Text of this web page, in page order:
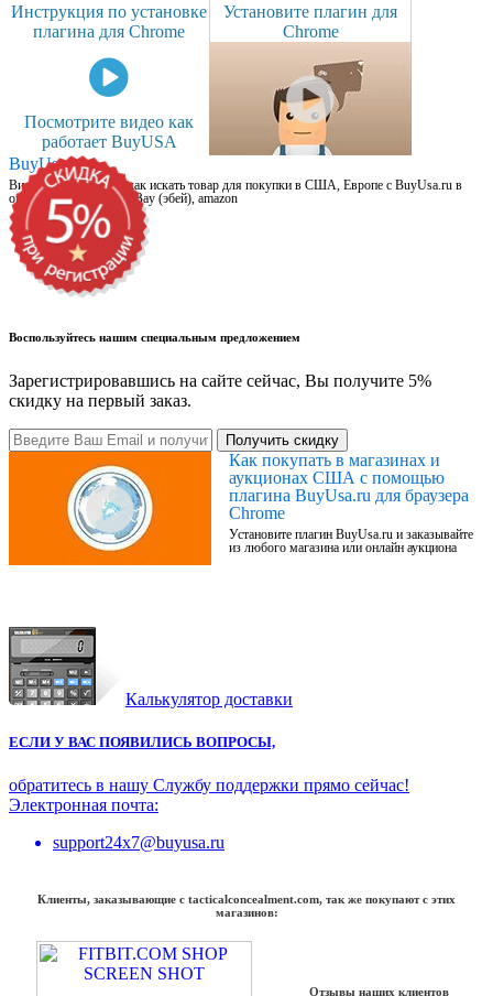
Инструкция по установке
плагина для Chrome
Установите плагин для
Chrome
Посмотрите видео как
работает BuyUSA
BuyUsa.ru
Видео для новичков: как искать товар для покупки в США, Европе с BuyUsa.ru в
онлайн магазинах, на eBay (эбей), amazon
Воспользуйтесь нашим специальным предложением
Зарегистрировавшись на сайте сейчас, Вы получите 5%
скидку на первый заказ.
Получить скидку
Как покупать в магазинах и
аукционах США с помощью
плагина BuyUsa.ru для браузера
Chrome
Установите плагин BuyUsa.ru и заказывайте
из любого магазина или онлайн аукциона
Калькулятор доставки
ЕСЛИ У ВАС ПОЯВИЛИСЬ ВОПРОСЫ,
обратитесь в нашу Службу поддержки прямо сейчас!
Электронная почта:
support24x7@buyusa.ru
Клиенты, заказывающие с tacticalconcealment.com, так же покупают с этих
магазинов:
Отзывы наших клиентов